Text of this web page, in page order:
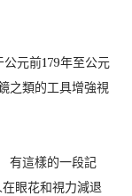
元前179年至公元
之類的工具增強視
有這樣的一段記
眼花和視力減退